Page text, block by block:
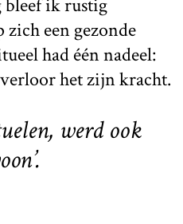
een gezonde
had één nadeel:
het zijn kracht.
werd ook